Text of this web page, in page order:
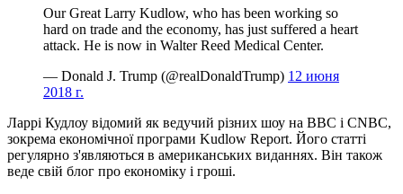
Our Great Larry Kudlow, who has been working so
hard on trade and the economy, has just suffered a heart
attack. He is now in Walter Reed Medical Center.
— Donald J. Trump (@realDonaldTrump) 12 июня
2018 г.
Ларрі Кудлоу відомий як ведучий різних шоу на BBC і CNBC,
зокрема економічної програми Kudlow Report. Його статті
регулярно з'являються в американських виданнях. Він також
веде свій блог про економіку і гроші.